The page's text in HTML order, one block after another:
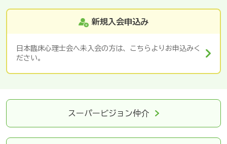
新規入会申込み
日本臨床心理士会へ未入会の方は、こちらよりお申込みく
ださい。
スーパービジョン仲介